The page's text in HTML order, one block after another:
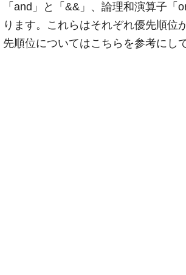
「and」と「&&」、論理和演算子「
ります。これらはそれぞれ優先順位
先順位についてはこちらを参考にし